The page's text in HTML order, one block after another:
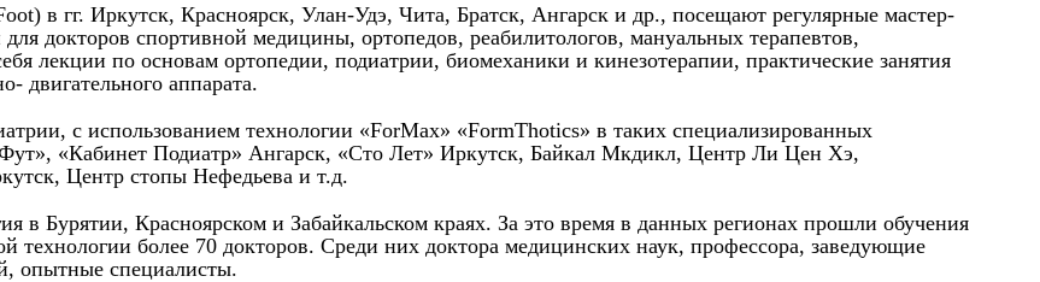
в гг. Иркутск, Красноярск, Улан-Удэ, Чита, Братск, Ангарск и др., посещают регулярные мастер-
докторов спортивной медицины, ортопедов, реабилитологов, мануальных терапевтов,
лекции по основам ортопедии, подиатрии, биомеханики и кинезотерапии, практические занятия
двигательного аппарата.
с использованием технологии «ForMax» «FormThotics» в таких специализированных
«Кабинет Подиатр» Ангарск, «Сто Лет» Иркутск, Байкал Мкдикл, Центр Ли Цен Хэ,
Центр стопы Нефедьева и т.д.
в Бурятии, Красноярском и Забайкальском краях. За это время в данных регионах прошли обучения
технологии более 70 докторов. Среди них доктора медицинских наук, профессора, заведующие
опытные специалисты.